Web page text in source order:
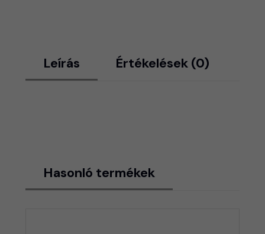
Leírás Értékelések (0)
Hasonló termékek